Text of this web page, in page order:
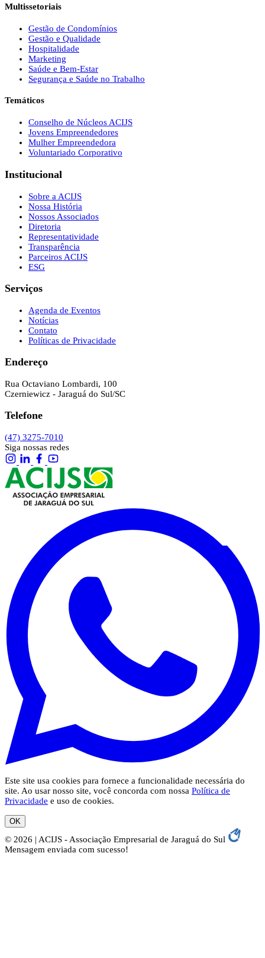
Multissetoriais
Gestão de Condomínios
Gestão e Qualidade
Hospitalidade
Marketing
Saúde e Bem-Estar
Segurança e Saúde no Trabalho
Temáticos
Conselho de Núcleos ACIJS
Jovens Empreendedores
Mulher Empreendedora
Voluntariado Corporativo
Institucional
Sobre a ACIJS
Nossa História
Nossos Associados
Diretoria
Representatividade
Transparência
Parceiros ACIJS
ESG
Serviços
Agenda de Eventos
Notícias
Contato
Políticas de Privacidade
Endereço
Rua Octaviano Lombardi, 100
Czerniewicz - Jaraguá do Sul/SC
Telefone
(47) 3275-7010
Siga nossas redes
Este site usa cookies para fornece a funcionalidade necessária do
site. Ao usar nosso site, você concorda com nossa Política de
Privacidade e uso de cookies.
OK
© 2026 | ACIJS - Associação Empresarial de Jaraguá do Sul
Mensagem enviada com sucesso!